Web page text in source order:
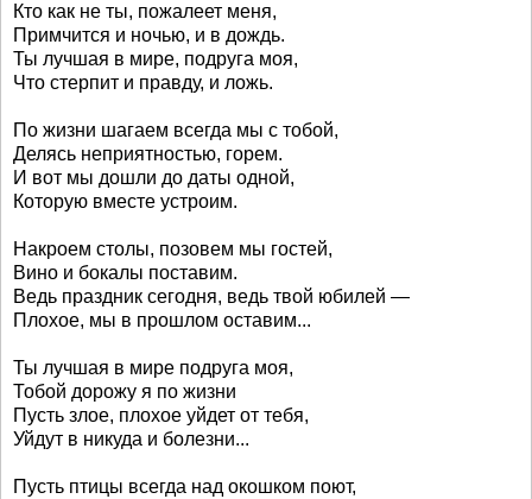
Кто как не ты, пожалеет меня,
Примчится и ночью, и в дождь.
Ты лучшая в мире, подруга моя,
Что стерпит и правду, и ложь.
По жизни шагаем всегда мы с тобой,
Делясь неприятностью, горем.
И вот мы дошли до даты одной,
Которую вместе устроим.
Накроем столы, позовем мы гостей,
Вино и бокалы поставим.
Ведь праздник сегодня, ведь твой юбилей —
Плохое, мы в прошлом оставим...
Ты лучшая в мире подруга моя,
Тобой дорожу я по жизни
Пусть злое, плохое уйдет от тебя,
Уйдут в никуда и болезни...
Пусть птицы всегда над окошком поют,